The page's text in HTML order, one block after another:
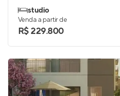
studio
Venda a partir de
R$ 229.800